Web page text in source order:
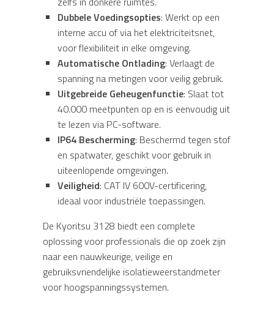
Dubbele Voedingsopties: Werkt op een
interne accu of via het elektriciteitsnet,
voor flexibiliteit in elke omgeving.
Automatische Ontlading: Verlaagt de
spanning na metingen voor veilig gebruik.
Uitgebreide Geheugenfunctie: Slaat tot
40.000 meetpunten op en is eenvoudig uit
te lezen via PC-software.
IP64 Bescherming: Beschermd tegen stof
en spatwater, geschikt voor gebruik in
uiteenlopende omgevingen.
Veiligheid: CAT IV 600V-certificering,
ideaal voor industriële toepassingen.
De Kyoritsu 3128 biedt een complete
oplossing voor professionals die op zoek zijn
naar een nauwkeurige, veilige en
gebruiksvriendelijke isolatieweerstandmeter
voor hoogspanningssystemen.